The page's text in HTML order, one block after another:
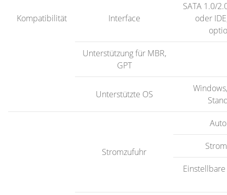
Kompatibilität Interface
SATA 1.0/
oder
Unterstützung für MBR,
GPT
Unterstützte OS
Stromzufuhr